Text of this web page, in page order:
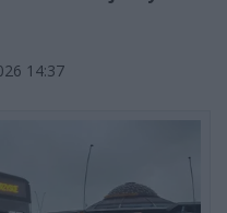
14:37